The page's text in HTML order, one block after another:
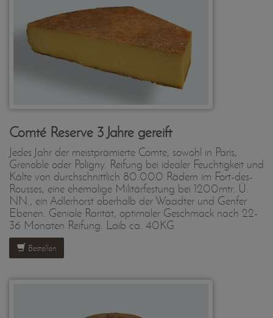
Comté Reserve 3 Jahre gereift
Jedes Jahr der meistprämierte Comte, sowohl in Paris,
Grenoble oder Poligny. Reifung bei idealer Feuchtigkeit und
Kälte von durchschnittlich 80.000 Rädern im Fort-des-
Rousses, eine ehemalige Militärfestung bei 1200mtr. Ü.
NN., ein Adlerhorst oberhalb der Waadter und Genfer
Ebenen. Geniale Rarität, optimaler Geschmack nach 22-
36 Monaten Reifung. Laib ca. 40KG
Bestellen